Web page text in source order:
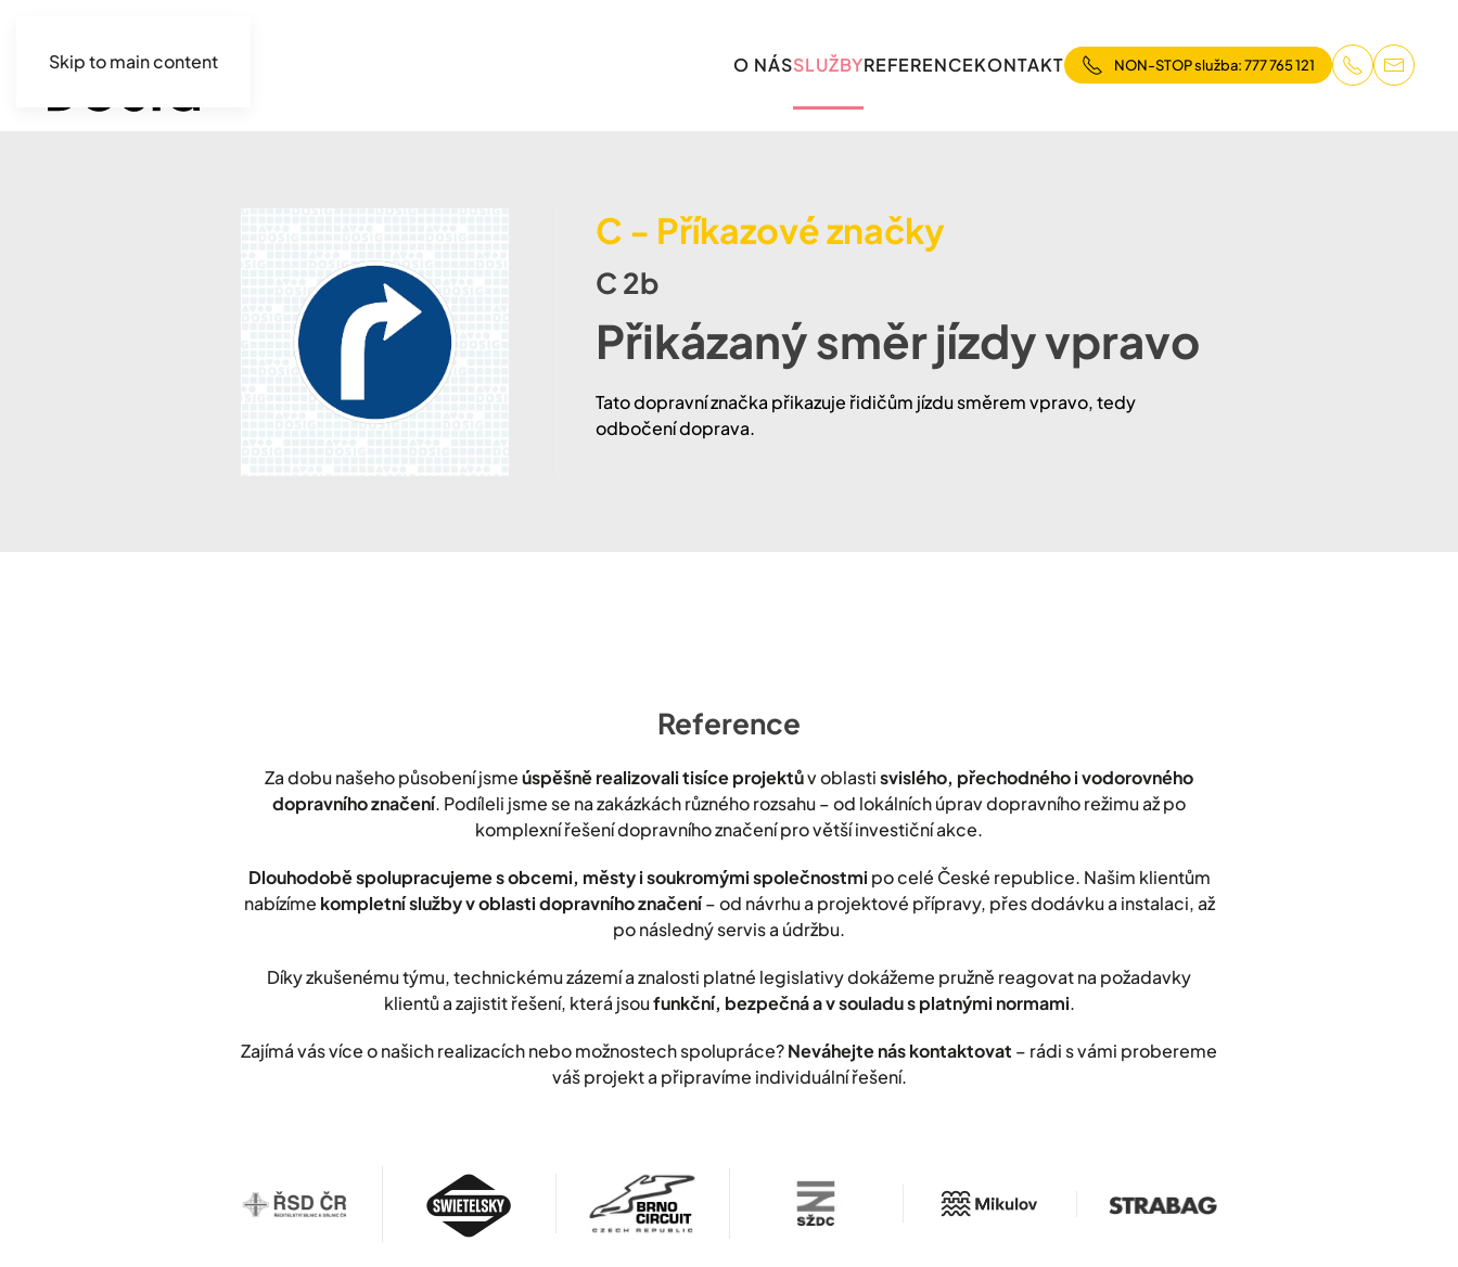
Skip to main content O NÁSSLUŽBYREFERENCEKONTAKT NON-STOP služba: 777 765 121
C - Příkazové značky
C 2b
Přikázaný směr jízdy vpravo
Tato dopravní značka přikazuje řidičům jízdu směrem vpravo, tedy
odbočení doprava.
Reference
Za dobu našeho působení jsmeúspěšně realizovali tisíce projektův oblastisvislého, přechodného i vodorovného
dopravního značení. Podíleli jsme se na zakázkách různého rozsahu – od lokálních úprav dopravního režimu až po
komplexní řešení dopravního značení pro větší investiční akce.
Dlouhodobě spolupracujeme s obcemi, městy i soukromými společnostmi po celé České republice. Našim klientům
nabízíme kompletní služby v oblasti dopravního značení– od návrhu a projektové přípravy, přes dodávku a instalaci, až
po následný servis a údržbu.
Díky zkušenému týmu, technickému zázemí a znalosti platné legislativy dokážeme pružně reagovat na požadavky
klientů a zajistit řešení, která jsoufunkční, bezpečná a v souladu s platnými normami.
Zajímá vás více o našich realizacích nebo možnostech spolupráce?Neváhejte nás kontaktovat – rádi s vámi probereme
váš projekt a připravíme individuální řešení.